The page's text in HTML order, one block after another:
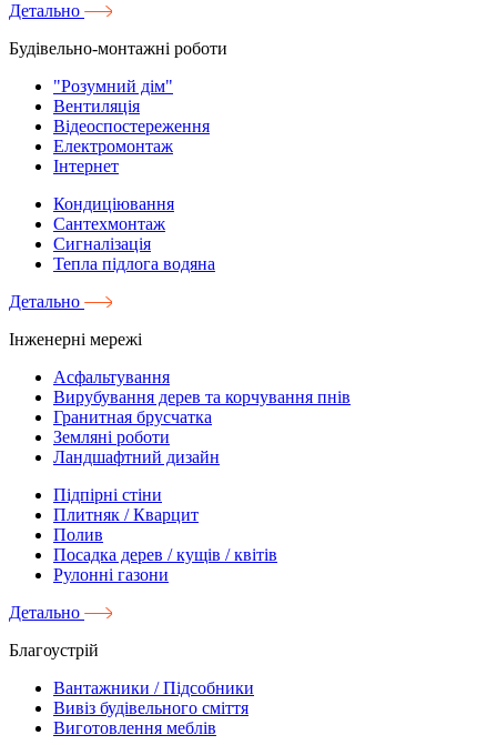
Детально
Будівельно-монтажні роботи
"Розумний дім"
Вентиляція
Відеоспостереження
Електромонтаж
Інтернет
Кондиціювання
Сантехмонтаж
Сигналізація
Тепла підлога водяна
Детально
Інженерні мережі
Асфальтування
Вирубування дерев та корчування пнів
Гранитная брусчатка
Земляні роботи
Ландшафтний дизайн
Підпірні стіни
Плитняк / Кварцит
Полив
Посадка дерев / кущів / квітів
Рулонні газони
Детально
Благоустрій
Вантажники / Підсобники
Вивіз будівельного сміття
Виготовлення меблів